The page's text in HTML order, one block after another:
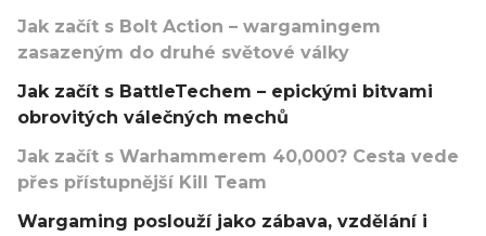
Jak začít s Bolt Action – wargamingem
zasazeným do druhé světové války
Jak začít s BattleTechem – epickými bitvami
obrovitých válečných mechů
Jak začít s Warhammerem 40,000? Cesta vede
přes přístupnější Kill Team
Wargaming poslouží jako zábava, vzdělání i